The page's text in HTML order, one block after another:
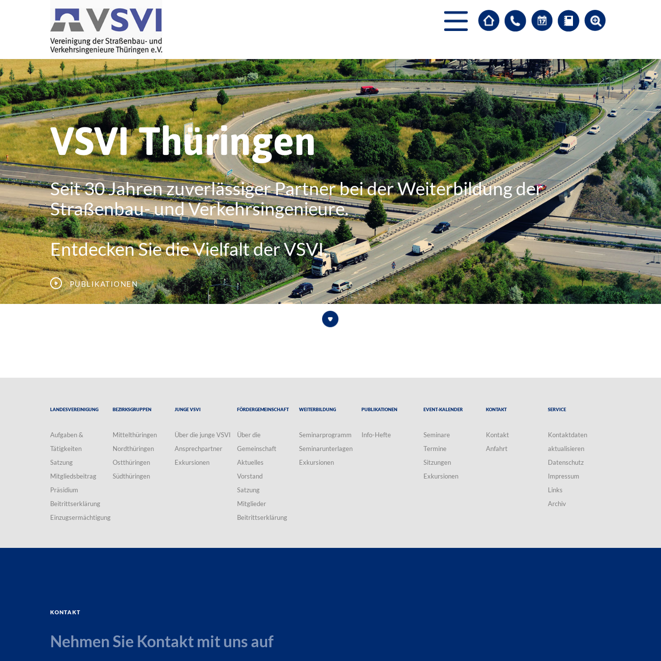
VSVI Thüringen
Seit 30 Jahren zuverlässiger Partner bei der Weiterbildung der
Straßenbau- und Verkehrsingenieure.
Entdecken Sie die Vielfalt der VSVI.
Publikationen
Landesvereinigung
Aufgaben &
Tätigkeiten
Satzung
Mitgliedsbeitrag
Präsidium
Beitrittserklärung
Einzugsermächtigung
Bezirksgruppen
Mittelthüringen
Nordthüringen
Ostthüringen
Südthüringen
Junge VSVI
Über die junge VSVI
Ansprechpartner
Exkursionen
Fördergemeinschaft
Über die
Gemeinschaft
Aktuelles
Vorstand
Satzung
Mitglieder
Beitrittserklärung
Weiterbildung
Seminarprogramm
Seminarunterlagen
Exkursionen
Publikationen
Info-Hefte
Event-Kalender
Seminare
Termine
Sitzungen
Exkursionen
Kontakt
Kontakt
Anfahrt
Service
Kontaktdaten
aktualisieren
Datenschutz
Impressum
Links
Archiv
Kontakt
Nehmen Sie Kontakt mit uns auf